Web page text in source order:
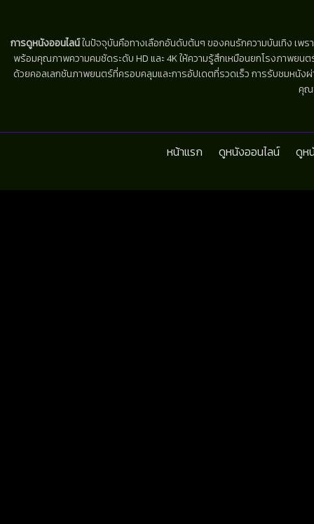
การดูหนังออนไลน์ในปัจจุบันคือทางเลือกอันดับต้นๆ ของคนรักความบันเทิง เพร
พร้อมคุณภาพความคมชัดระดับ HD และ 4K ให้ความรู้สึกเหมือนยกโรงภาพยน
ด้วยคอลเลกชันภาพยนตร์ที่ครอบคลุมและการอัปเดตที่รวดเร็ว การรับชมหนัง
คุณ
หน้าแรก ดูหนังออนไลน์ ดูห